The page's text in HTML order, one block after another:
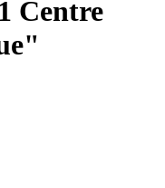
Centre